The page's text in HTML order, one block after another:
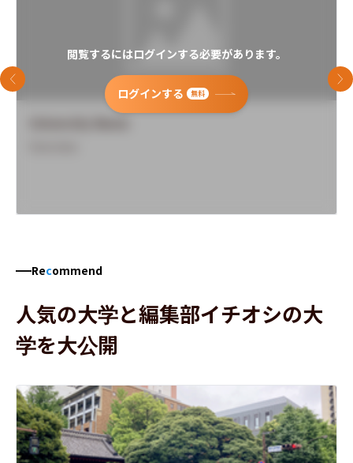
閲覧するにはログインする必要があります。
ログインする 無料
前のスライド 次
Recommend
人気の大学と編集部イチオシの大
学を大公開